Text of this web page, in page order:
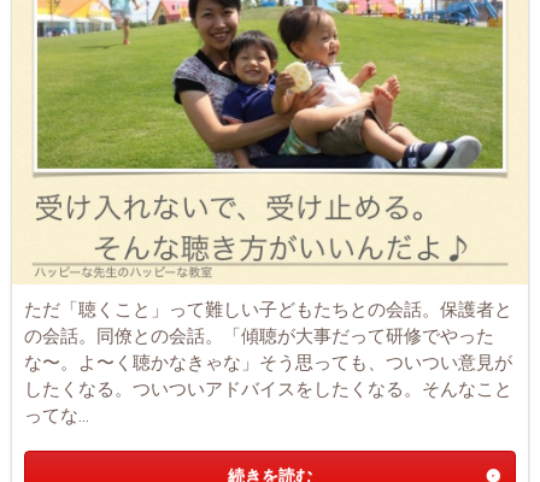
ただ「聴くこと」って難しい子どもたちとの会話。保護者と
の会話。同僚との会話。「傾聴が大事だって研修でやった
な〜。よ〜く聴かなきゃな」そう思っても、ついつい意見が
したくなる。ついついアドバイスをしたくなる。そんなこと
ってな...
続きを読む